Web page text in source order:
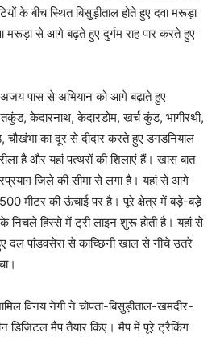
के बीच स्थित बिसुड़ीताल होते हुए दवा मरूड़ा
मरूड़ा से आगे बढ़ते हुए दुर्गम राह पार करते हुए
पास से अभियान को आगे बढ़ाते हुए
केदारनाथ, केदारडोम, खर्च कुंड, भागीरथी,
चौखंभा का दूर से दीदार करते हुए डगडनियाल
है और यहां पत्थरों की शिलाएं हैं। खास बात
जिले की सीमा से लगा है। यहां से आगे
मीटर की ऊंचाई पर है। पूरे क्षेत्र में बड़े-बड़े
हिस्से में ट्री लाइन शुरू होती है। यहां से
दल पांडवसेरा से काच्छिनी खाल से नीचे उतरे
विनय नेगी ने चोपता-बिसुड़ीताल-खमदीर-
मैप तैयार किए। मैप में पूरे ट्रैकिंग